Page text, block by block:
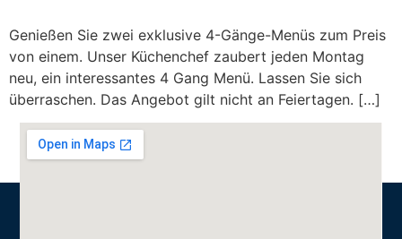
Genießen Sie zwei exklusive 4-Gänge-Menüs zum Preis
von einem. Unser Küchenchef zaubert jeden Montag
neu, ein interessantes 4 Gang Menü. Lassen Sie sich
überraschen. Das Angebot gilt nicht an Feiertagen. […]